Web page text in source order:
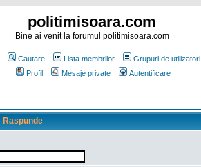
politimisoara.com
Bine ai venit la forumul politimisoara.com
Cautare Lista membrilor Grupuri de utilizatori
Profil
Mesaje private Autentificare
Raspunde